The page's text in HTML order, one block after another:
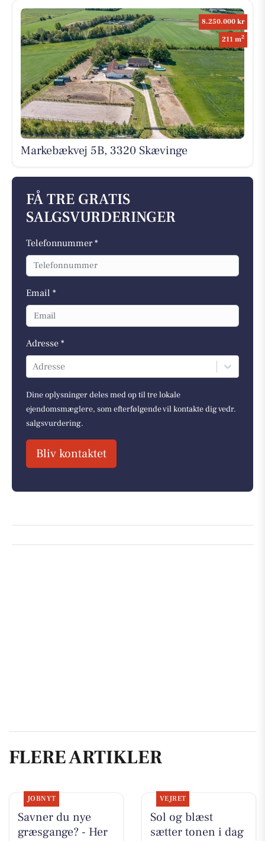
8.250.000 kr
211 m2
Markebækvej 5B, 3320 Skævinge
FÅ TRE GRATIS
SALGSVURDERINGER
Telefonnummer *
Email *
Adresse *
Adresse
Dine oplysninger deles med op til tre lokale
ejendomsmæglere, som efterfølgende vil kontakte dig vedr.
salgsvurdering.
Bliv kontaktet
FLERE ARTIKLER
JOBNYT
Savner du nye
græsgange? - Her
VEJRET
Sol og blæst
sætter tonen i dag